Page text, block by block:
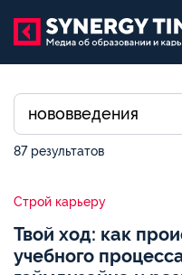
87 результатов
Строй карьеру
Твой ход: как
учебного